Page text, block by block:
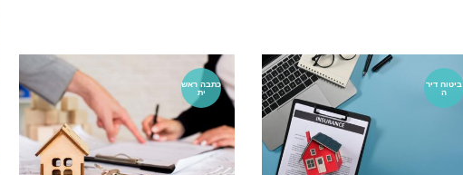
ביטוח דיר
ה
כתבה ראש
ית